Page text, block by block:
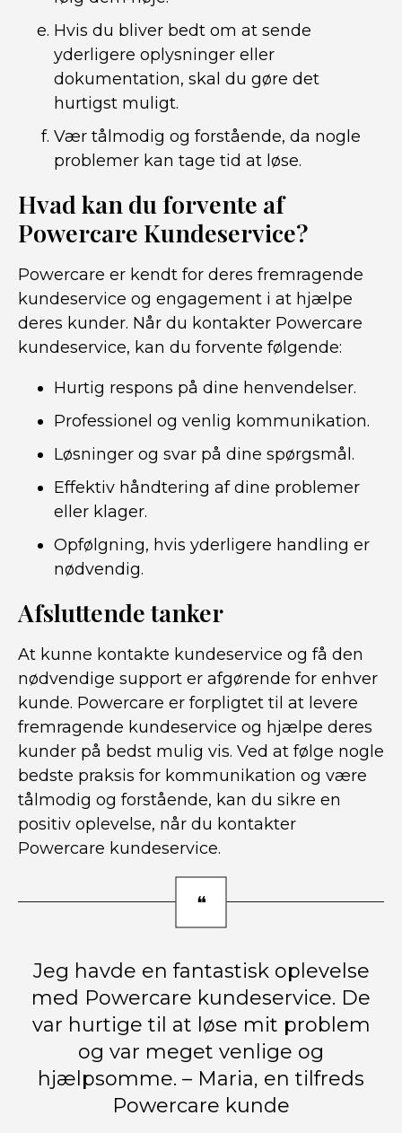
Hvis du bliver bedt om at sende
yderligere oplysninger eller
dokumentation, skal du gøre det
hurtigst muligt.
Vær tålmodig og forstående, da nogle
problemer kan tage tid at løse.
Hvad kan du forvente af
Powercare Kundeservice?
Powercare er kendt for deres fremragende
kundeservice og engagement i at hjælpe
deres kunder. Når du kontakter Powercare
kundeservice, kan du forvente følgende:
Hurtig respons på dine henvendelser.
Professionel og venlig kommunikation.
Løsninger og svar på dine spørgsmål.
Effektiv håndtering af dine problemer
eller klager.
Opfølgning, hvis yderligere handling er
nødvendig.
Afsluttende tanker
At kunne kontakte kundeservice og få den
nødvendige support er afgørende for enhver
kunde. Powercare er forpligtet til at levere
fremragende kundeservice og hjælpe deres
kunder på bedst mulig vis. Ved at følge nogle
bedste praksis for kommunikation og være
tålmodig og forstående, kan du sikre en
positiv oplevelse, når du kontakter
Powercare kundeservice.
Jeg havde en fantastisk oplevelse
med Powercare kundeservice. De
var hurtige til at løse mit problem
og var meget venlige og
hjælpsomme. – Maria, en tilfreds
Powercare kunde